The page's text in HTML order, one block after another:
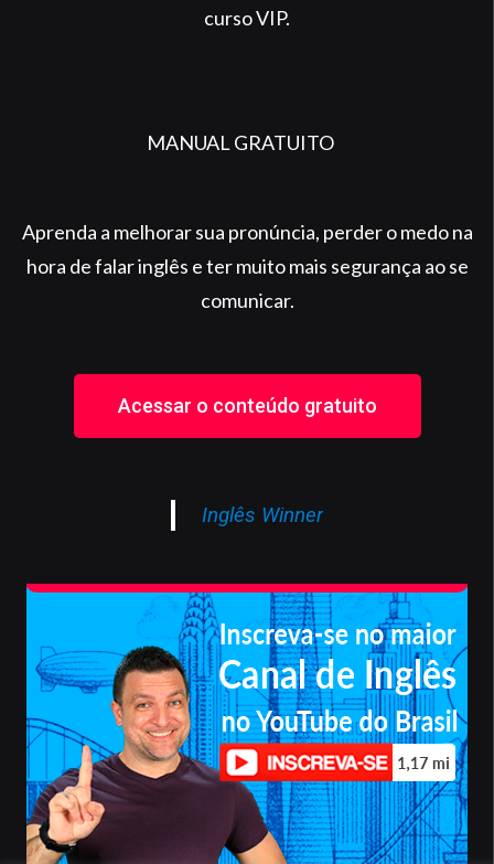
curso VIP.
MANUAL GRATUITO
Aprenda a melhorar sua pronúncia, perder o medo na
hora de falar inglês e ter muito mais segurança ao se
comunicar.
Acessar o conteúdo gratuito
Inglês Winner